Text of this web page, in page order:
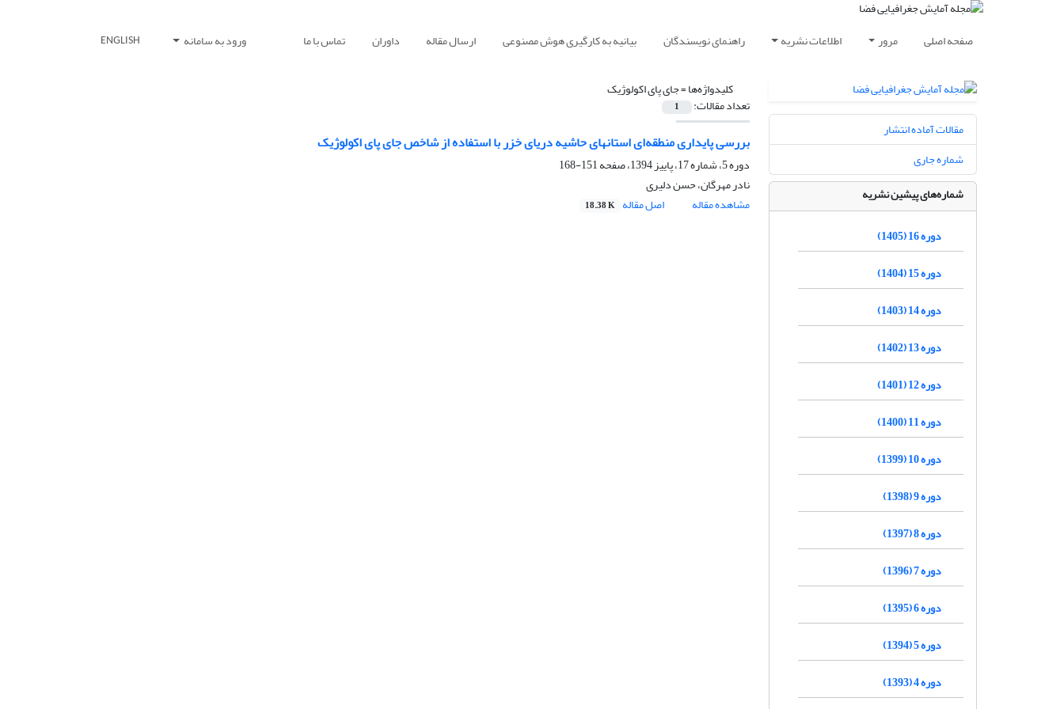
صفحه اصلی مرور اطلاعات نشریه راهنمای نویسندگان بیانیه به کارگیری هوش مصنوعی ارسال مقاله داوران تماس با ما ورود به سامانه ENGLISH
کلیدواژه‌ها =جای پای اکولوژیک
تعداد مقالات: 1
بررسی پایداری منطقه‌ای استانهای حاشیه دریای خزر با استفاده از شاخص جای پای اکولوژیک
دوره 5، شماره 17، پاییز 1394، صفحه
151-168
نادر مهرگان، حسن دلیری
مشاهده مقاله
اصل مقاله 18.38 K
مقالات آماده انتشار
شماره جاری
شماره‌های پیشین نشریه
دوره 16 (1405)
دوره 15 (1404)
دوره 14 (1403)
دوره 13 (1402)
دوره 12 (1401)
دوره 11 (1400)
دوره 10 (1399)
دوره 9 (1398)
دوره 8 (1397)
دوره 7 (1396)
دوره 6 (1395)
دوره 5 (1394)
دوره 4 (1393)